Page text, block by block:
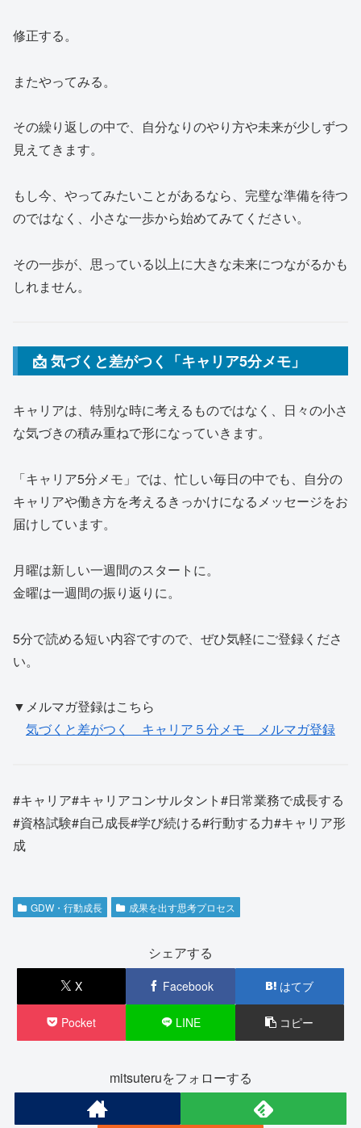
修正する。
またやってみる。
その繰り返しの中で、自分なりのやり方や未来が少しずつ
見えてきます。
もし今、やってみたいことがあるなら、完璧な準備を待つ
のではなく、小さな一歩から始めてみてください。
その一歩が、思っている以上に大きな未来につながるかも
しれません。
📩 気づくと差がつく「キャリア5分メモ」
キャリアは、特別な時に考えるものではなく、日々の小さ
な気づきの積み重ねで形になっていきます。
「キャリア5分メモ」では、忙しい毎日の中でも、自分の
キャリアや働き方を考えるきっかけになるメッセージをお
届けしています。
月曜は新しい一週間のスタートに。
金曜は一週間の振り返りに。
5分で読める短い内容ですので、ぜひ気軽にご登録くださ
い。
▼メルマガ登録はこちら
気づくと差がつく キャリア５分メモ メルマガ登録
#キャリア#キャリアコンサルタント#日常業務で成長する
#資格試験#自己成長#学び続ける#行動する力#キャリア形
成
GDW・行動成長 成果を出す思考プロセス
シェアする
X Facebook はてブ
Pocket LINE コピー
mitsuteruをフォローする